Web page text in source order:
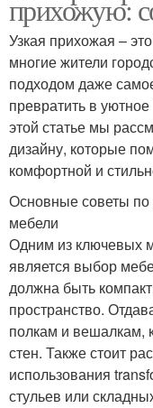
прихожую:
Узкая прихожая –
многие жители
подходом даже
превратить в
этой статье мы
дизайну, которые
комфортной и
Основные советы по
мебели
Одним из ключевых
является выбор
должна быть
пространство.
полкам и вешалкам,
стен. Также стоит
использования
стульев или